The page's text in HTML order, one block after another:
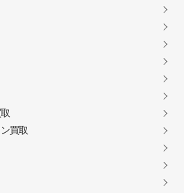
買取